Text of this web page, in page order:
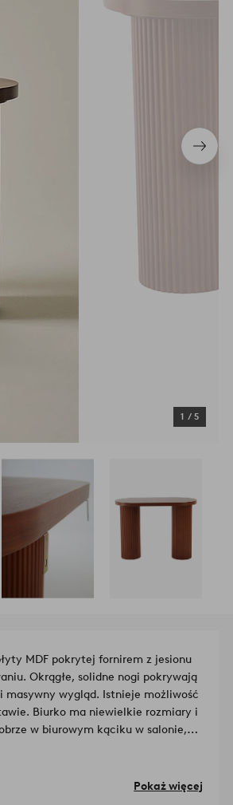
1 / 5
MDF pokrytej fornirem z jesionu
Okrągłe, solidne nogi pokrywają
masywny wygląd. Istnieje możliwość
Biurko ma niewielkie rozmiary i
w biurowym kąciku w salonie,
lekcje. Wymaga częściowego
Pokaż więcej